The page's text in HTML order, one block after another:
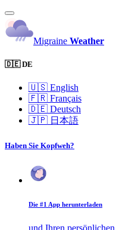
Migraine Weather
🇩🇪 DE
🇺🇸 English
🇫🇷 Français
🇩🇪 Deutsch
🇯🇵 日本語
Haben Sie Kopfweh?
Die #1 App herunterladen
und Ihren